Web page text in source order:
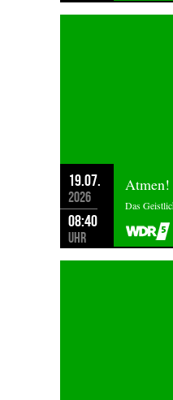
19.07.
2026
08:40
Uhr
Atmen!
Das